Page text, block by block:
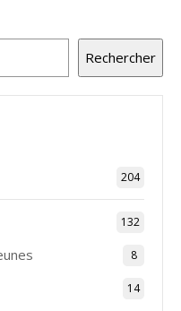
Rechercher
204
132
8
14